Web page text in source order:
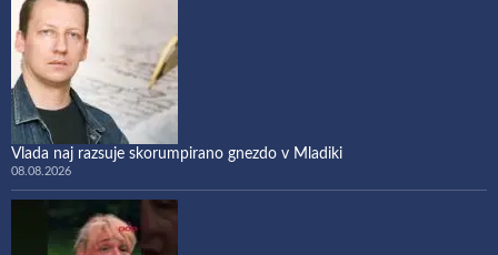
Vlada naj razsuje skorumpirano gnezdo v Mladiki
08.08.2026